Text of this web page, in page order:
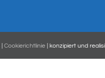
Cookierichtlinie | konzipiert und